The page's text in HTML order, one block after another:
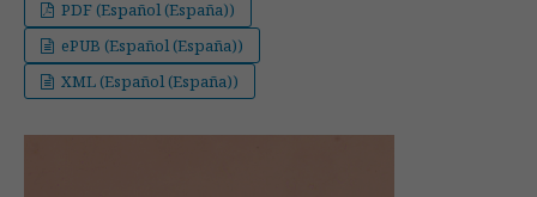
PDF (Español (España))
ePUB (Español (España))
XML (Español (España))